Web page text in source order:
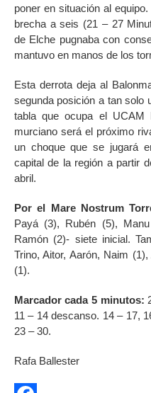
poner en situación al
brecha a seis (21 – 27
de Elche pugnaba con
mantuvo en manos de los
Esta derrota deja al
segunda posición a tan solo
tabla que ocupa el UCAM
murciano será el próximo
un choque que se jugará
capital de la región a partir
abril.
Por el Mare Nostrum
Payá (3), Rubén (5),
Ramón (2)- siete inicial.
Trino, Aitor, Aarón, Naim
(1).
Marcador cada 5 minutos:
11 – 14 descanso. 14 – 17,
23 – 30.
Rafa Ballester